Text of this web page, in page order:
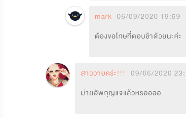
mark 06/09/2020 19:59
ต้องขอโทษที่ตอบช้าด้วยนะค่ะ
สาววายคร่ะ!!! 09/06/2020
ม่ายอัพกุญแจแล้วหรออออ